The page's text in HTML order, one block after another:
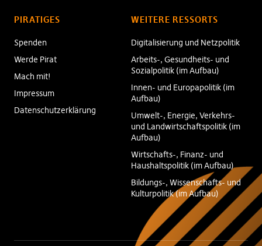
PIRATIGES
Spenden
Werde Pirat
Mach mit!
Impressum
Datenschutzerklärung
WEITERE RESSORTS
Digitalisierung und Netzpolitik
Arbeits-, Gesundheits- und
Sozialpolitik (im Aufbau)
Innen- und Europapolitik (im
Aufbau)
Umwelt-, Energie, Verkehrs-
und Landwirtschaftspolitik (im
Aufbau)
Wirtschafts-, Finanz- und
Haushaltspolitik (im Aufbau)
Bildungs-, Wissenschafts- und
Kulturpolitik (im Aufbau)